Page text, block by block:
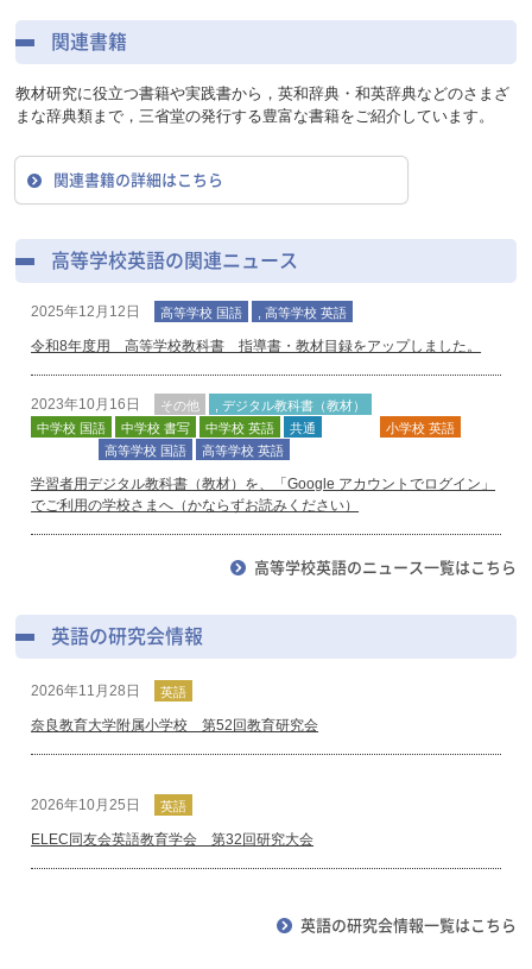
関連書籍
教材研究に役立つ書籍や実践書から，英和辞典・和英辞典などのさまざ
まな辞典類まで，三省堂の発行する豊富な書籍をご紹介しています。
関連書籍の詳細はこちら
高等学校英語の関連ニュース
2025年12月12日 高等学校 国語 , 高等学校 英語
令和8年度用 高等学校教科書 指導書・教材目録をアップしました。
2023年10月16日 その他 , デジタル教科書（教材）
中学校 国語
中学校 書写 中学校 英語 共通
小学校 英語
高等学校 国語 高等学校 英語
学習者用デジタル教科書（教材）を、「Google アカウントでログイン」
でご利用の学校さまへ（かならずお読みください）
デジタル教科書（教材） , 中学校
中学校 国語
（iPad のsafari でのご利用）における、一部コンテンツの表示不調の解
消（中学校英語および国語・指導者用）について
高等学校英語のニュース一覧はこちら
英語の研究会情報
2026年11月28日 英語
奈良教育大学附属小学校 第52回教育研究会
2026年10月25日 英語
ELEC同友会英語教育学会 第32回研究大会
英語の研究会情報一覧はこちら